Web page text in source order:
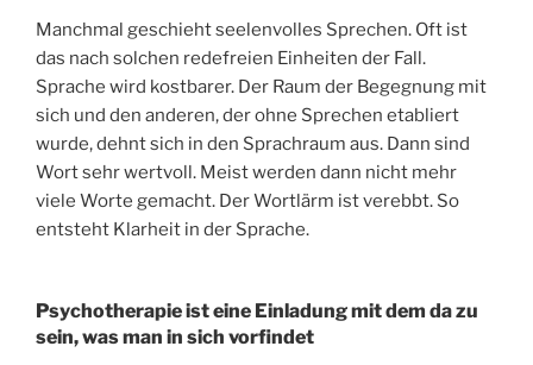
Manchmal geschieht seelenvolles Sprechen. Oft ist
das nach solchen redefreien Einheiten der Fall.
Sprache wird kostbarer. Der Raum der Begegnung mit
sich und den anderen, der ohne Sprechen etabliert
wurde, dehnt sich in den Sprachraum aus. Dann sind
Wort sehr wertvoll. Meist werden dann nicht mehr
viele Worte gemacht. Der Wortlärm ist verebbt. So
entsteht Klarheit in der Sprache.
Psychotherapie ist eine Einladung mit dem da zu
sein, was man in sich vorfindet